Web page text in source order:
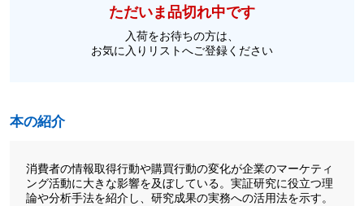
ただいま品切れ中です
入荷をお待ちの方は、
お気に入りリストへご登録ください
本の紹介
消費者の情報取得行動や購買行動の変化が企業のマーケティ
ング活動に大きな影響を及ぼしている。実証研究に役立つ理
論や分析手法を紹介し、研究成果の実務への活用法を示す。